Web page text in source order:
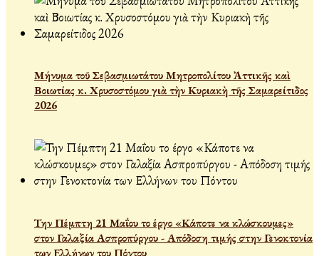
Μήνυμα τοῦ Σεβασμιωτάτου Μητροπολίτου Ἀττικῆς καὶ
Βοιωτίας κ. Χρυσοστόμου γιὰ τὴν Κυριακὴ τῆς Σαμαρείτιδος
2026
Την Πέμπτη 21 Μαΐου το έργο «Κάποτε να κλώσκουμες»
στον Γαλαξία Ασπροπύργου - Απόδοση τιμής στην Γενοκτονία
των Ελλήνων του Πόντου